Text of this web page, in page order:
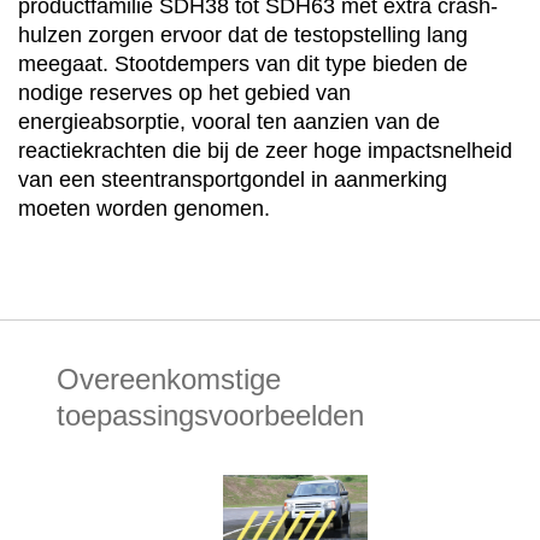
productfamilie SDH38 tot SDH63 met extra crash-
hulzen zorgen ervoor dat de testopstelling lang
meegaat. Stootdempers van dit type bieden de
nodige reserves op het gebied van
energieabsorptie, vooral ten aanzien van de
reactiekrachten die bij de zeer hoge impactsnelheid
van een steentransportgondel in aanmerking
moeten worden genomen.
Overeenkomstige
toepassingsvoorbeelden